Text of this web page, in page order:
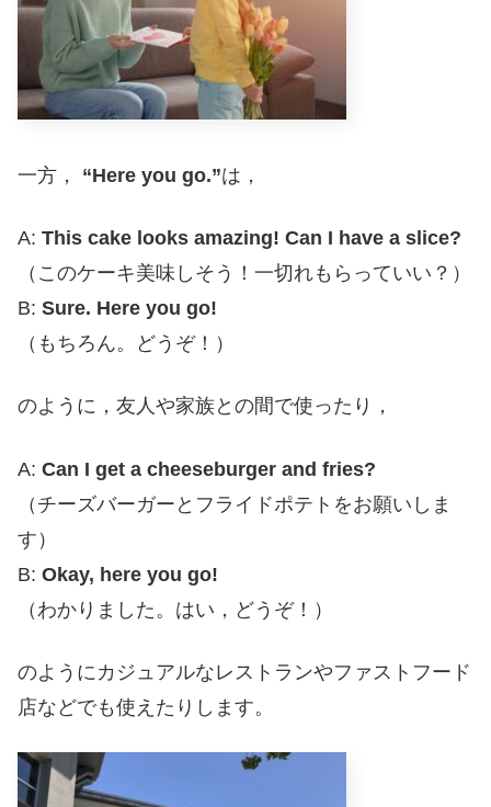
一方， “Here you go.”は，
A: This cake looks amazing! Can I have a slice?
（このケーキ美味しそう！一切れもらっていい？）
B: Sure. Here you go!
（もちろん。どうぞ！）
のように，友人や家族との間で使ったり，
A: Can I get a cheeseburger and fries?
（チーズバーガーとフライドポテトをお願いしま
す）
B: Okay, here you go!
（わかりました。はい，どうぞ！）
のようにカジュアルなレストランやファストフード
店などでも使えたりします。